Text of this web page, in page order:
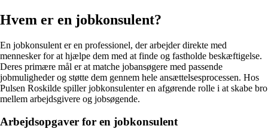
Hvem er en jobkonsulent?
En jobkonsulent er en professionel, der arbejder direkte med
mennesker for at hjælpe dem med at finde og fastholde beskæftigelse.
Deres primære mål er at matche jobansøgere med passende
jobmuligheder og støtte dem gennem hele ansættelsesprocessen. Hos
Pulsen Roskilde spiller jobkonsulenter en afgørende rolle i at skabe bro
mellem arbejdsgivere og jobsøgende.
Arbejdsopgaver for en jobkonsulent